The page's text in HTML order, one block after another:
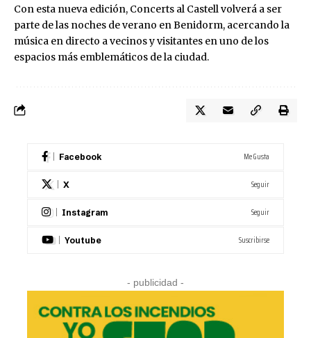
Con esta nueva edición, Concerts al Castell volverá a ser
parte de las noches de verano en Benidorm, acercando la
música en directo a vecinos y visitantes en uno de los
espacios más emblemáticos de la ciudad.
Facebook Me Gusta
X Seguir
Instagram Seguir
Youtube Suscribirse
- publicidad -